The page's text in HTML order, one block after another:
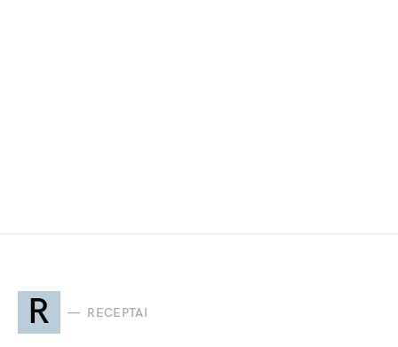
R RECEPTAI